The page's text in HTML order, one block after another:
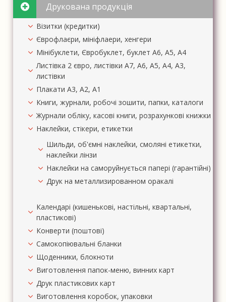
Друкована продукція
Візитки (кредитки)
Єврофлаєри, мініфлаери, хенгери
Мінібуклети, Євробуклет, буклет А6, А5, А4
Листівка 2 євро, листівки А7, А6, А5, А4, А3,
листівки
Плакати А3, А2, А1
Книги, журнали, робочі зошити, папки, каталоги
Журнали обліку, касові книги, розрахункові книжки
Наклейки, стікери, етикетки
Шильди, об'ємні наклейки, смоляні етикетки,
наклейки лінзи
Наклейки на саморуйнується папері (гарантійні)
Друк на металлизированном оракалі
Календарі (кишенькові, настільні, квартальні,
пластикові)
Конверти (поштові)
Самокопіювальні бланки
Щоденники, блокноти
Виготовлення папок-меню, винних карт
Друк пластикових карт
Виготовлення коробок, упаковки